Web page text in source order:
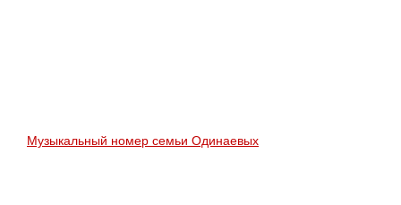
Музыкальный номер семьи Одинаевых